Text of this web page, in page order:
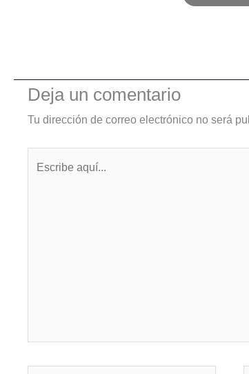
Deja un comentario
Tu dirección de correo electrónico no será